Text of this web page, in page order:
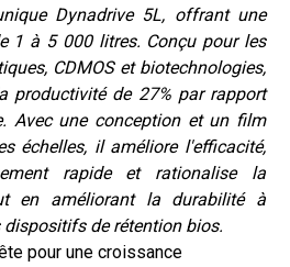
Dynadrive 5L, offrant une
1 à 5 000 litres. Conçu pour les
CDMOS et biotechnologies,
productivité de 27% par rapport
Avec une conception et un film
échelles, il améliore l'efficacité,
rapide et rationalise la
en améliorant la durabilité à
de rétention bios.
pour une croissance